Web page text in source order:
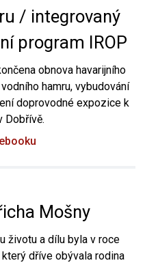
/ integrovaný
program IROP
obnova havarijního
hamru, vybudování
doprovodné expozice k
Dobřívě.
Mošny
životu a dílu byla v roce
dříve obývala rodina